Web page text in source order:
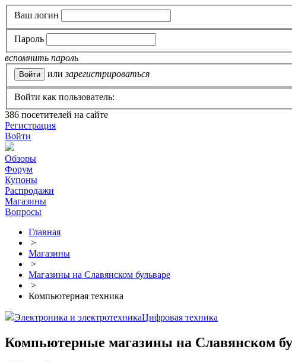
Ваш логин
Пароль
вспомнить пароль
или зарегистрироваться
Войти как пользователь:
386 посетителей на сайте
Регистрация
Войти
Обзоры
Форум
Купоны
Распродажи
Магазины
Вопросы
Главная
>
Магазины
>
Магазины на Славянском бульваре
>
Компьютерная техника
Электроника и электротехникаЦифровая техника
Компьютерные магазины на Славянском